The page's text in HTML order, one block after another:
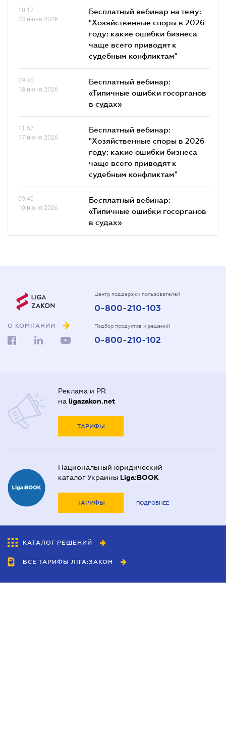
10.17
23 июня 2026
Бесплатный вебинар на тему:
"Хозяйственные споры в 2026
году: какие ошибки бизнеса
чаще всего приводят к
судебным конфликтам"
09.40
18 июня 2026
Бесплатный вебинар:
«Типичные ошибки госорганов
в судах»
11.57
17 июня 2026
Бесплатный вебинар:
"Хозяйственные споры в 2026
году: какие ошибки бизнеса
чаще всего приводят к
судебным конфликтам"
09.40
10 июня 2026
Бесплатный вебинар:
«Типичные ошибки госорганов
в судах»
О КОМПАНИИ
Центр поддержки пользователей
0-800-210-103
Подбор продуктов и решений
0-800-210-102
Реклама и PR
на ligazakon.net
ТАРИФЫ
Национальный юридический
каталог Украины Liga:BOOK
ТАРИФЫ ПОДРОБНЕЕ
КАТАЛОГ РЕШЕНИЙ
ВСЕ ТАРИФЫ ЛІГА:ЗАКОН